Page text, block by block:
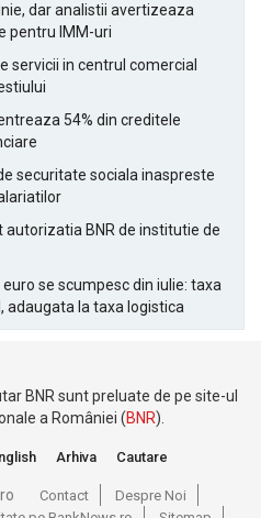
dar analistii avertizeaza
pentru IMM-uri
servicii in centrul comercial
54% din creditele
securitate sociala inaspreste
autorizatia BNR de institutie de
se scumpesc din iulie: taxa
adaugata la taxa logistica
BNR sunt preluate de pe site-ul
a României (BNR).
Arhiva Cautare
Contact
Despre Noi